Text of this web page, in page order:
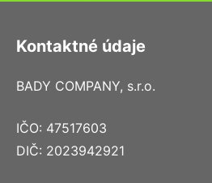
Kontaktné údaje
BADY COMPANY, s.r.o.
IČO: 47517603
DIČ: 2023942921